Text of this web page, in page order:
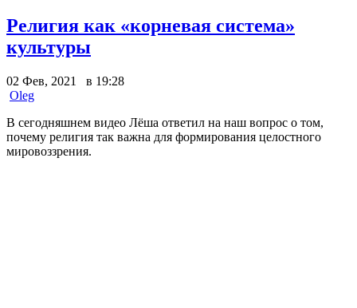
Религия как «корневая система»
культуры
02 Фев, 2021 в 19:28
Oleg
В сегодняшнем видео Лёша ответил на наш вопрос о том,
почему религия так важна для формирования целостного
мировоззрения.